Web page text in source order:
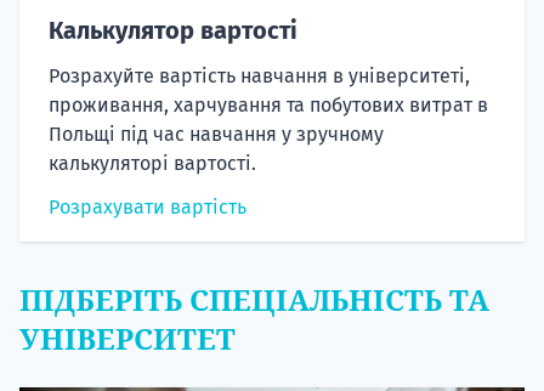
Калькулятор вартості
Розрахуйте вартість навчання в університеті,
проживання, харчування та побутових витрат в
Польщі під час навчання у зручному
калькуляторі вартості.
Розрахувати вартість
ПІДБЕРІТЬ СПЕЦІАЛЬНІСТЬ ТА
УНІВЕРСИТЕТ